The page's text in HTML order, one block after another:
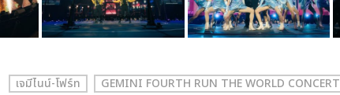
เจมีไนน์-โฟร์ท GEMINI FOURTH RUN THE WORLD CONCERT